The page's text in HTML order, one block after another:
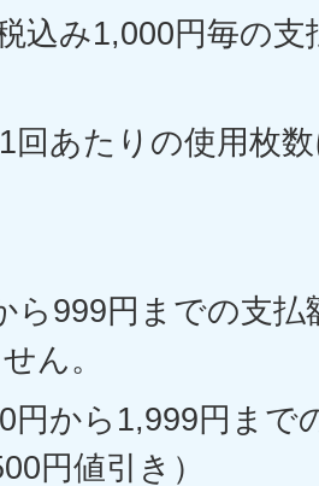
込み1,000円毎の
あたりの使用枚数
ら999円までの支
ん。
円から1,999円まで
円値引き）